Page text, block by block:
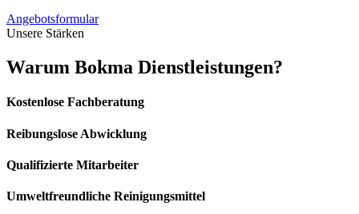
Angebotsformular
Unsere Stärken
Warum Bokma Dienstleistungen?
Kostenlose Fachberatung
Reibungslose Abwicklung
Qualifizierte Mitarbeiter
Umweltfreundliche Reinigungsmittel